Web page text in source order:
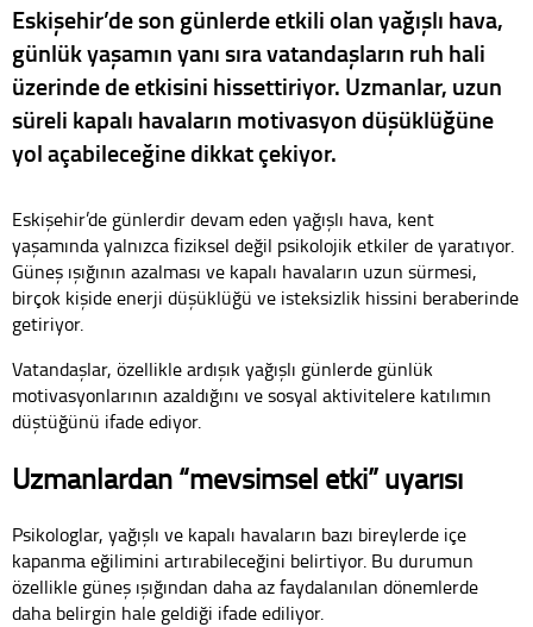
Eskişehir’de son günlerde etkili olan yağışlı hava,
günlük yaşamın yanı sıra vatandaşların ruh hali
üzerinde de etkisini hissettiriyor. Uzmanlar, uzun
süreli kapalı havaların motivasyon düşüklüğüne
yol açabileceğine dikkat çekiyor.
Eskişehir’de günlerdir devam eden yağışlı hava, kent
yaşamında yalnızca fiziksel değil psikolojik etkiler de yaratıyor.
Güneş ışığının azalması ve kapalı havaların uzun sürmesi,
birçok kişide enerji düşüklüğü ve isteksizlik hissini beraberinde
getiriyor.
Vatandaşlar, özellikle ardışık yağışlı günlerde günlük
motivasyonlarının azaldığını ve sosyal aktivitelere katılımın
düştüğünü ifade ediyor.
Uzmanlardan “mevsimsel etki” uyarısı
Psikologlar, yağışlı ve kapalı havaların bazı bireylerde içe
kapanma eğilimini artırabileceğini belirtiyor. Bu durumun
özellikle güneş ışığından daha az faydalanılan dönemlerde
daha belirgin hale geldiği ifade ediliyor.